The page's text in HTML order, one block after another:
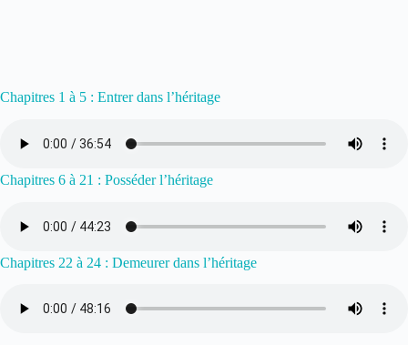
Chapitres 1 à 5 : Entrer dans l’héritage
Chapitres 6 à 21 : Posséder l’héritage
Chapitres 22 à 24 : Demeurer dans l’héritage